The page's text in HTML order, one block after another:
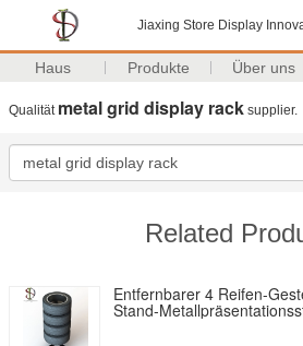
Jiaxing Store Display
Haus Produkte Über uns
Qualität metal grid display rack supplier.
Related
Entfernbarer 4 Reifen-
Stand-